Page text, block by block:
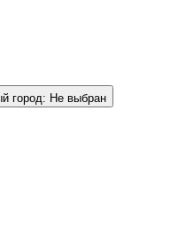
город: Не выбран